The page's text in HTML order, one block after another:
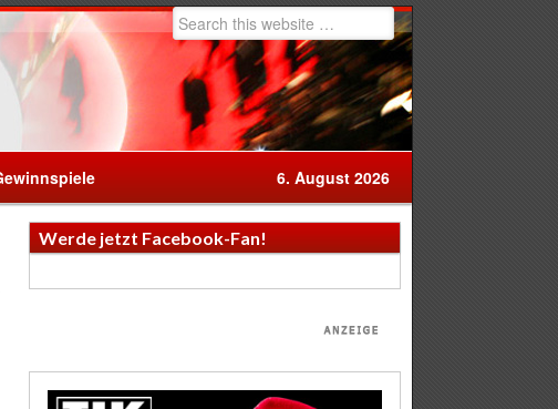
6. August 2026
Werde jetzt Facebook-Fan!